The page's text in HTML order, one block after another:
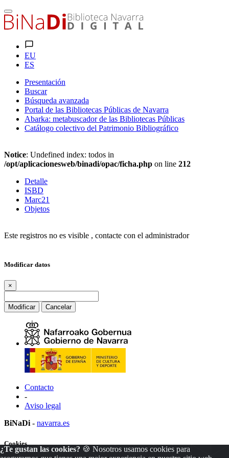
EU
ES
Presentación
Buscar
Búsqueda avanzada
Portal de las Bibliotecas Públicas de Navarra
Abarka: metabuscador de las Bibliotecas Públicas
Catálogo colectivo del Patrimonio Bibliográfico
Notice: Undefined index: todos in
/opt/aplicacionesweb/binadi/opac/ficha.php on line 212
Detalle
ISBD
Marc21
Objetos
Este registros no es visible , contacte con el administrador
Modificar datos
×
Modificar Cancelar
Contacto
-
Aviso legal
BiNaDi - navarra.es
¿Te gustan las cookies? 🍪 Nosotros usamos cookies para
Cookies